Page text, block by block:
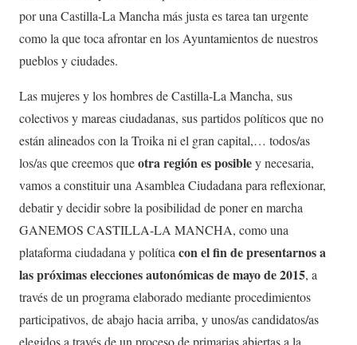
por una Castilla-La Mancha más justa es tarea tan urgente
como la que toca afrontar en los Ayuntamientos de nuestros
pueblos y ciudades.
Las mujeres y los hombres de Castilla-La Mancha, sus
colectivos y mareas ciudadanas, sus partidos políticos que no
están alineados con la Troika ni el gran capital,… todos/as
los/as que creemos queotra región es posibley necesaria,
vamos a constituir una Asamblea Ciudadana para reflexionar,
debatir y decidir sobre la posibilidad de poner en marcha
GANEMOS CASTILLA-LA MANCHA, como una
plataforma ciudadana y política con el fin de presentarnos a
las próximas elecciones autonómicas de mayo de 2015, a
través de un programa elaborado mediante procedimientos
participativos, de abajo hacia arriba, y unos/as candidatos/as
elegidos a través de un proceso de primarias abiertas a la